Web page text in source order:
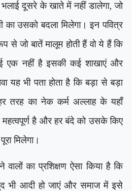
दूसरे के खाते में नहीं डालेगा,जो
का उसको बदला मिलेगा। इन पवित्र
से जो बातें मालूम होती हैं वो ये हैं कि
एक नहीं है इसकी कई शाखाएं और
यह भी पता होता है कि बड़ा से बड़ा
तरह का नेक कर्म अल्लाह के यहाँ
है और हर बंदे को उसके किए
मिलेगा।
का प्रशिक्षण ऐसा किया है कि
भी आदी हो जाएं और समाज में इसे